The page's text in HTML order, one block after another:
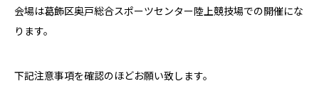
会場は葛飾区奥戸総合スポーツセンター陸上競技場での開催にな
ります。
下記注意事項を確認のほどお願い致します。